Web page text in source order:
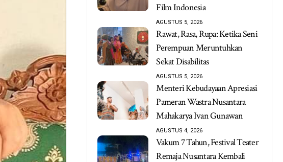
Film Indonesia
AGUSTUS 5, 2026
Rawat, Rasa, Rupa: Ketika Seni
Perempuan Meruntuhkan
Sekat Disabilitas
AGUSTUS 5, 2026
Menteri Kebudayaan Apresiasi
Pameran Wastra Nusantara
Mahakarya Ivan Gunawan
AGUSTUS 4, 2026
Vakum 7 Tahun, Festival Teater
Remaja Nusantara Kembali